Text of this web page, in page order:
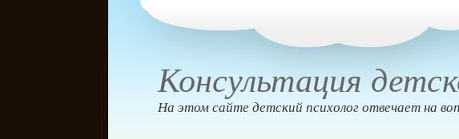
Консультация
На этом сайте детский психолог отвечает на